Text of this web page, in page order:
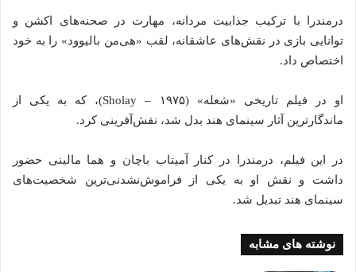
درمندرا با ترکیب جذابیت مردانه، مهارت در صحنه‌های اکشن و
توانایی بازی در نقش‌های عاشقانه، لقب «هی‌من بالیوود» را به خود
اختصاص داد.
او در فیلم تاریخی «شعله» (Sholay – ۱۹۷۵)، که به یکی از
ماندگارترین آثار سینمای هند بدل شد، نقش‌آفرینی کرد.
در این فیلم، درمندرا در کنار آمیتاب باچان و هما مالینی حضور
داشت و نقش او به یکی از فراموش‌نشدنی‌ترین شخصیت‌های
سینمای هند تبدیل شد.
نوشته های مشابه